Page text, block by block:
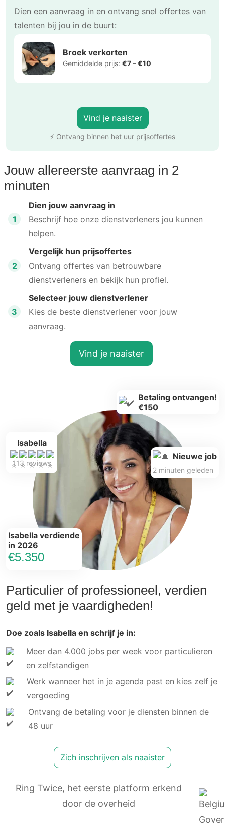
Dien een aanvraag in en ontvang snel offertes van
talenten bij jou in de buurt:
Broek verkorten
Gemiddelde prijs: €7 – €10
Vind je naaister
⚡ Ontvang binnen het uur prijsoffertes
Jouw allereerste aanvraag in 2
minuten
1
Dien jouw aanvraag in
Beschrijf hoe onze dienstverleners jou kunnen
helpen.
2
Vergelijk hun prijsoffertes
Ontvang offertes van betrouwbare
dienstverleners en bekijk hun profiel.
3
Selecteer jouw dienstverlener
Kies de beste dienstverlener voor jouw
aanvraag.
Vind je naaister
Particulier of professioneel, verdien
geld met je vaardigheden!
Doe zoals Isabella en schrijf je in:
Meer dan 4.000 jobs per week voor particulieren
en zelfstandigen
Werk wanneer het in je agenda past en kies zelf je
vergoeding
Ontvang de betaling voor je diensten binnen de
48 uur
Zich inschrijven als naaister
Isabella
113 reviews
Isabella verdiende
in 2026
€5.350
Betaling ontvangen!
€150
Nieuwe job
2 minuten geleden
Ring Twice, het eerste platform erkend
door de overheid